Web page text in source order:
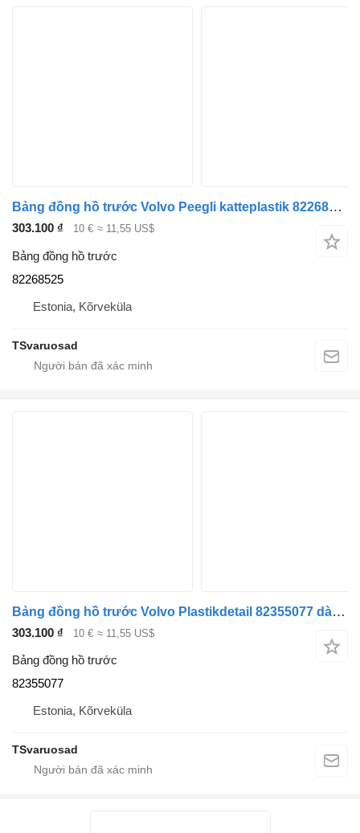
Bảng đồng hồ trước Volvo Peegli katteplastik 82268525 dành cho đầu kéo Volvo FH
303.100 ₫ 10 € ≈ 11,55 US$
Bảng đồng hồ trước
82268525
Estonia, Kõrveküla
TSvaruosad
Bảng đồng hồ trước Volvo Plastikdetail 82355077 dành cho đầu kéo Volvo
303.100 ₫ 10 € ≈ 11,55 US$
Bảng đồng hồ trước
82355077
Estonia, Kõrveküla
TSvaruosad